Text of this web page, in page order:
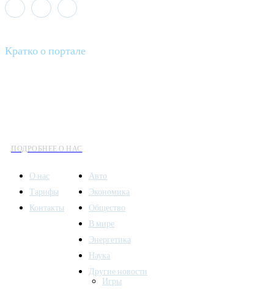
Кратко о портале
ПОДРОБНЕЕ О НАС
О нас
Тарифы
Контакты
Авто
Экономика
Общество
В мире
Энергетика
Наука
Другие новости
Игры